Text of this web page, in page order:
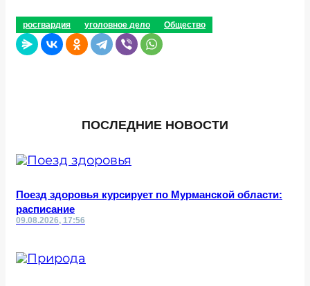
росгвардия уголовное дело Общество
ПОСЛЕДНИЕ НОВОСТИ
Поезд здоровья курсирует по Мурманской области:
расписание
09.08.2026, 17:56